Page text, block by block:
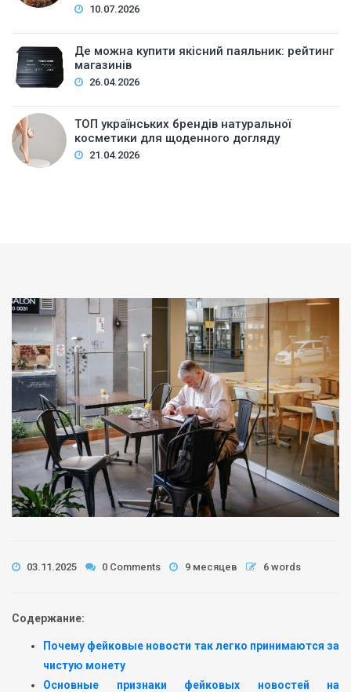
10.07.2026
Де можна купити якісний паяльник: рейтинг
магазинів
26.04.2026
ТОП українських брендів натуральної
косметики для щоденного догляду
21.04.2026
03.11.2025 0 Comments 9 месяцев 6 words
Содержание:
Почему фейковые новости так легко принимаются за
чистую монету
Основные признаки фейковых новостей на